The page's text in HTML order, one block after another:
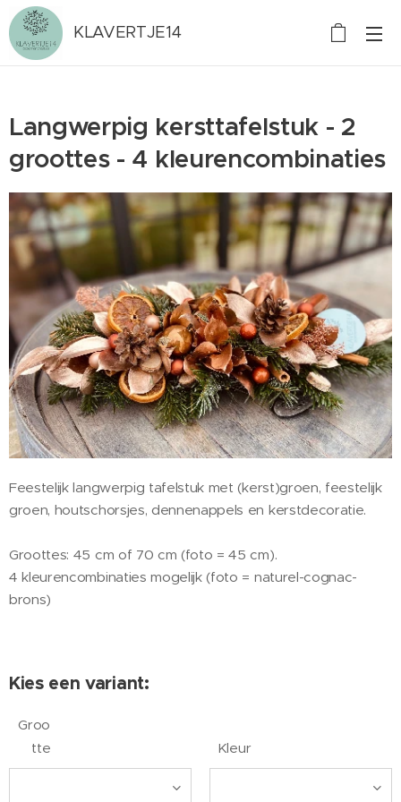
KLAVERTJE14
Langwerpig kersttafelstuk - 2
groottes - 4 kleurencombinaties
Feestelijk langwerpig tafelstuk met (kerst)groen, feestelijk
groen, houtschorsjes, dennenappels en kerstdecoratie.
Groottes: 45 cm of 70 cm (foto = 45 cm).
4 kleurencombinaties mogelijk (foto = naturel-cognac-
brons)
Kies een variant:
Groo
tte
Kleur